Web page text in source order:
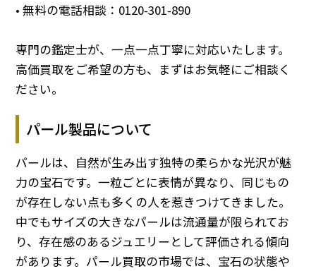
• 無料の電話相談： 0120-301-890
専門の鑑定士が、一点一点丁寧に対応いたします。
高価買取をご希望の方も、まずはお気軽にご相談く
ださい。
パール製品について
パールは、自然が生み出す独特の柔らかな光沢が魅
力の宝石です。一粒ごとに表情が異なり、同じもの
が存在しない点も多くの人を惹きつけてきました。
中でもサイズの大きなパールは流通量が限られてお
り、存在感のあるジュエリーとして評価される傾向
があります。パール買取の市場では、宝石の状態や